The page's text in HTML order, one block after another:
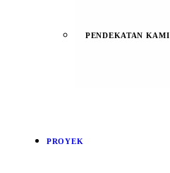
PENDEKATAN KAMI
PROYEK